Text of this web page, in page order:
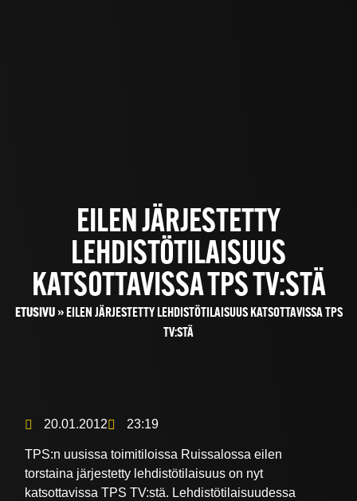
EILEN JÄRJESTETTY
LEHDISTÖTILAISUUS
KATSOTTAVISSA TPS TV:STÄ
ETUSIVU» EILEN JÄRJESTETTY LEHDISTÖTILAISUUS KATSOTTAVISSA TPS
TV:STÄ
20.01.2012 23:19
TPS:n uusissa toimitiloissa Ruissalossa eilen
torstaina järjestetty lehdistötilaisuus on nyt
katsottavissa TPS TV:stä. Lehdistötilaisuudessa